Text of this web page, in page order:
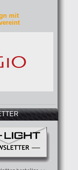
mit